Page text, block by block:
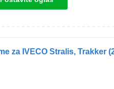
za IVECO Stralis, Trakker